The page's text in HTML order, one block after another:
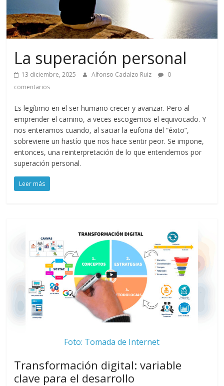
La superación personal
13 diciembre, 2025 Alfonso Cadalzo Ruiz
0
comentarios
Es legítimo en el ser humano crecer y avanzar. Pero al
emprender el camino, a veces escogemos el equivocado. Y
nos enteramos cuando, al saciar la euforia del “éxito”,
sobreviene un hastío que nos hace sentir peor. Se impone,
entonces, una reinterpretación de lo que entendemos por
superación personal.
Leer más
Foto: Tomada de Internet
Transformación digital: variable
clave para el desarrollo